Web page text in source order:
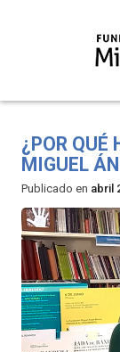
¿POR QUÉ
MIGUEL
Publicado en abril